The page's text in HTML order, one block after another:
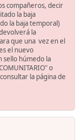
compañeros, decir
la baja
la baja temporal)
la
que una vez en el
el nuevo
sello húmedo la
o
consultar la página de